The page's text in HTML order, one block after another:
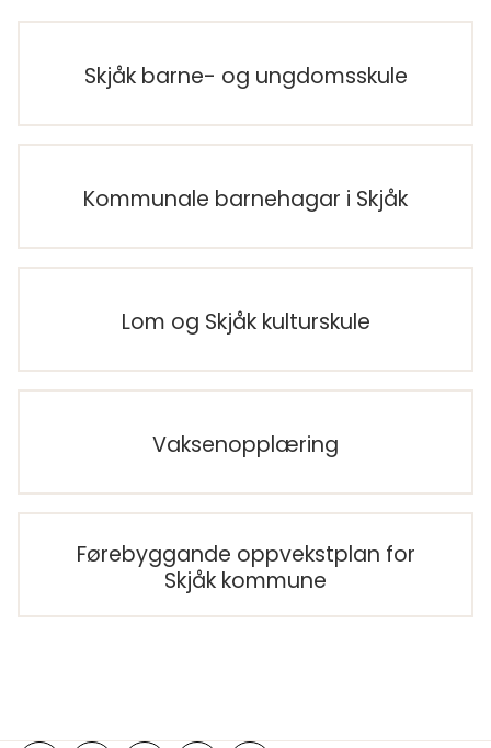
Skjåk barne- og ungdomsskule
Kommunale barnehagar i Skjåk
Lom og Skjåk kulturskule
Vaksenopplæring
Førebyggande oppvekstplan for
Skjåk kommune